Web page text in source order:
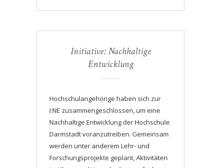
Initiative: Nachhaltige
Entwicklung
Hochschulangehörige haben sich zur
I:NE zusammengeschlossen, um eine
Nachhaltige Entwicklung der Hochschule
Darmstadt voranzutreiben. Gemeinsam
werden unter anderem Lehr- und
Forschungsprojekte geplant, Aktivitäten